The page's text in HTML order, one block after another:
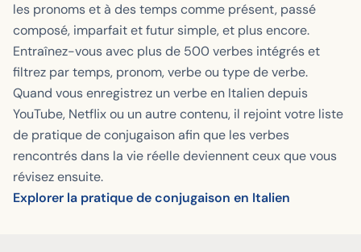
les pronoms et à des temps comme présent, passé
composé, imparfait et futur simple, et plus encore.
Entraînez-vous avec plus de 500 verbes intégrés et
filtrez par temps, pronom, verbe ou type de verbe.
Quand vous enregistrez un verbe en Italien depuis
YouTube, Netflix ou un autre contenu, il rejoint votre liste
de pratique de conjugaison afin que les verbes
rencontrés dans la vie réelle deviennent ceux que vous
révisez ensuite.
Explorer la pratique de conjugaison en Italien